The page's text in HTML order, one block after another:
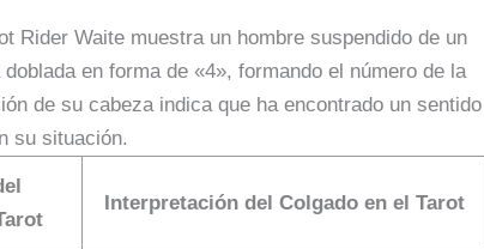
Rider Waite muestra un hombre suspendido de un
en forma de «4», formando el número de la
de su cabeza indica que ha encontrado un sentido
su situación.
Interpretación del Colgado en el Tarot